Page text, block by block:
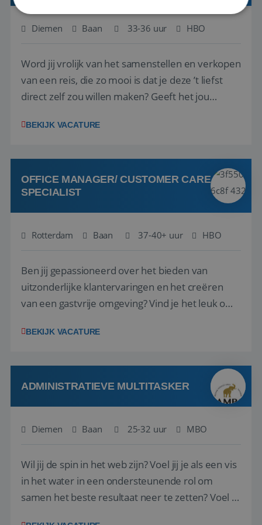
Diemen Baan 33-36 uur HBO
Word jij vrolijk van het samenstellen en verkopen
van een reis, die zo mooi is dat je deze ’t liefst
direct zelf zou willen maken? Geeft het jou
voor hun droomreis, mede door jóuw
zelfstandige functie waarin je de volledige
verantwoor...
BEKIJK VACATURE
OFFICE MANAGER/ CUSTOMER CARE
SPECIALIST
Rotterdam Baan 37-40+ uur HBO
Ben jij gepassioneerd over het bieden van
uitzonderlijke klantervaringen en het creëren
van een gastvrije omgeving? Vind je het leuk om
ondersteuning? Op ons Sunweb Group-kantoor in
klantgerichte collega voor een unieke functie ...
BEKIJK VACATURE
ADMINISTRATIEVE MULTITASKER
Diemen Baan 25-32 uur MBO
Wil jij de spin in het web zijn? Voel jij je als een vis
in het water in een ondersteunende rol om
samen het beste resultaat neer te zetten? Voel jij
Strikt noodzakelijke cookies maken de
kernfunctionaliteiten van de website mogelijk, zoals
gebruikersaanmelding en accountbeheer. De
website kan niet goed worden gebruikt zonder de
PHPSESSID
PHP.net
Sessie
Corporation
5 maanden 4
weken
_GRECAPTCHA
Google LLC
www.google.com
5 maanden 4